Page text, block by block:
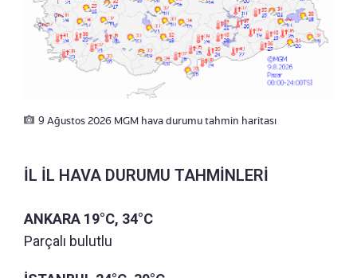
9 Ağustos 2026 MGM hava durumu tahmin haritası
İL İL HAVA DURUMU TAHMİNLERİ
ANKARA 19°C, 34°C
Parçalı bulutlu